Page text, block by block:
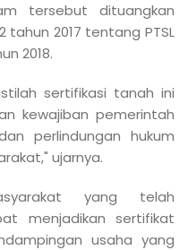
tersebut dituangkan
tahun 2017 tentang PTSL
2018.
sertifikasi tanah ini
kewajiban pemerintah
perlindungan hukum
ujarnya.
yang telah
menjadikan sertifikat
usaha yang